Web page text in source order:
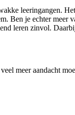
leeringangen.
Ben je echter meer
leren zinvol.
veel meer aandacht